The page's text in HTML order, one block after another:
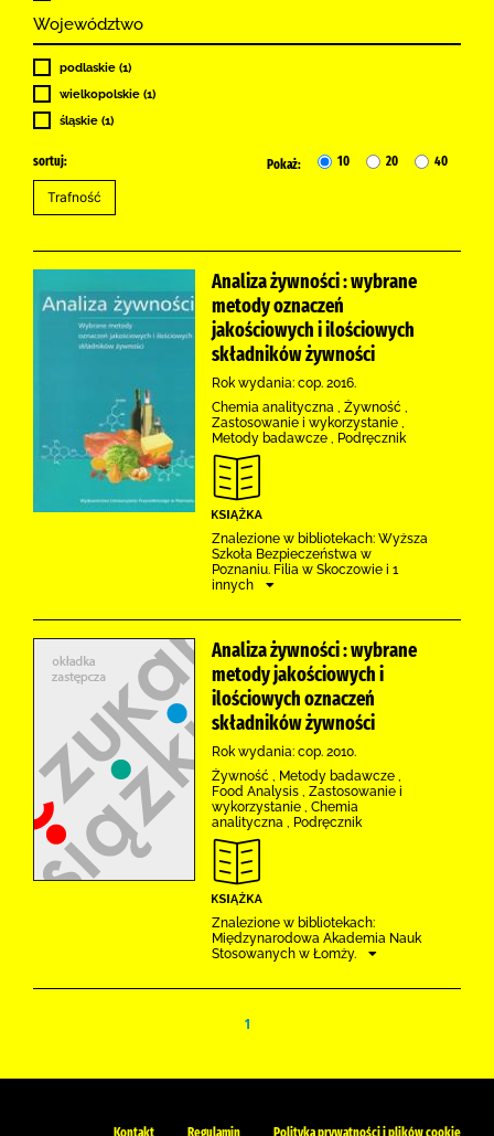
Województwo
podlaskie (1)
wielkopolskie (1)
śląskie (1)
sortuj: Pokaż: 10 20 40
Analiza żywności : wybrane
metody oznaczeń
jakościowych i ilościowych
składników żywności
Rok wydania: cop. 2016.
Chemia analityczna , Żywność ,
Zastosowanie i wykorzystanie ,
Metody badawcze , Podręcznik
Znalezione w bibliotekach: Wyższa
Szkoła Bezpieczeństwa w
Poznaniu. Filia w Skoczowie i 1
innych
Analiza żywności : wybrane
metody jakościowych i
ilościowych oznaczeń
składników żywności
Rok wydania: cop. 2010.
Żywność , Metody badawcze ,
Food Analysis , Zastosowanie i
wykorzystanie , Chemia
analityczna , Podręcznik
Znalezione w bibliotekach:
Międzynarodowa Akademia Nauk
Stosowanych w Łomży.
1